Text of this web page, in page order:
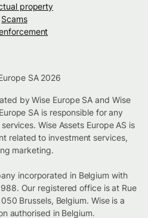
property
Scams
SA 2026
by Wise Europe SA and Wise
SA is responsible for any
Wise Assets Europe AS is
related to investment services,
marketing.
incorporated in Belgium with
Our registered office is at Rue
Brussels, Belgium. Wise is a
authorised in Belgium.